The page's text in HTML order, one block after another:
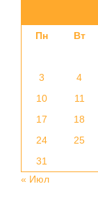
Пн Вт
3
4
10
11
17
18
24
25
31
« Июл